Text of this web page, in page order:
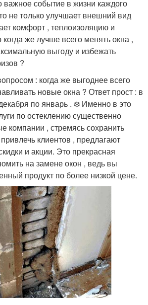
событие в жизни каждого
не только улучшает внешний вид
комфорт , теплоизоляцию и
же лучше всего менять окна ,
выгоду и избежать
?
: когда же выгоднее всего
новые окна ? Ответ прост : в
по январь . ❄️ Именно в это
по остеклению существенно
компании , стремясь сохранить
клиентов , предлагают
и акции. Это прекрасная
на замене окон , ведь вы
продукт по более низкой цене.